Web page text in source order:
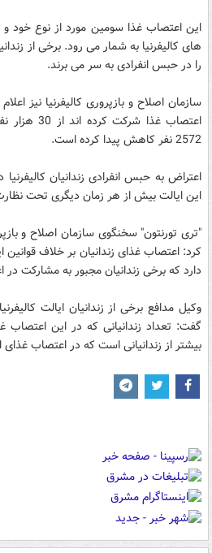
این اعتصاب غذا سومین مورد از نوع خود و
را در حبس انفرادی به سر می برند.
سازمان اصلاح و بازپروری کالیفرنیا نیز
اعتصاب غذا
2572 نفر کاهش پیدا کرده است.
اعتراض به حبس انفرادی زندانیان
این ایالت بیش از هر زمان دیگری تحت
"تری تورنتون" سخنگوی سازمان اصلاح و
کرد: اعتصاب غذای زندانیان بر خلاف
دارد که برخی زندانیان مجبور به مشارکت
وکیل مدافع برخی از زندانیان ایالت
گفت: تعداد زندانیانی که در این اعتصاب
بیشتر از زندانیانی است که در اعتصاب غذای اکتبر 2012 شرکت